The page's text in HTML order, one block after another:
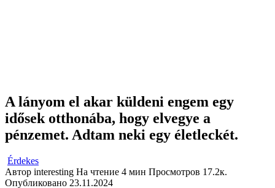
A lányom el akar küldeni engem egy
idősek otthonába, hogy elvegye a
pénzemet. Adtam neki egy életleckét.
Érdekes
Автор interesting На чтение 4 мин Просмотров 17.2к.
Опубликовано 23.11.2024